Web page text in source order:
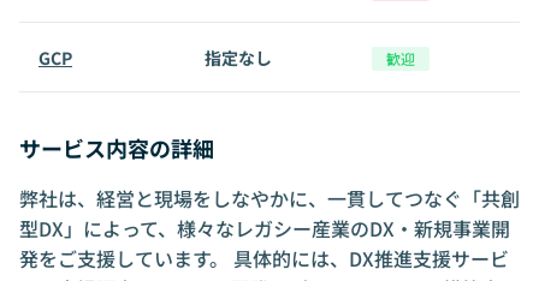
GCP 指定なし 歓迎
サービス内容の詳細
弊社は、経営と現場をしなやかに、一貫してつなぐ「共創
型DX」によって、様々なレガシー産業のDX・新規事業開
発をご支援しています。 具体的には、DX推進支援サービ